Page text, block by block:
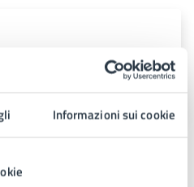
Informazioni sui cookie